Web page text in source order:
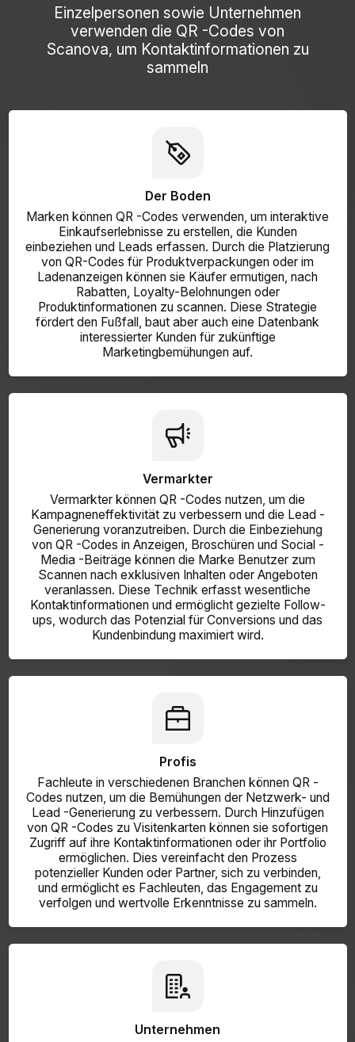
Einzelpersonen sowie Unternehmen
verwenden die QR -Codes von
Scanova, um Kontaktinformationen zu
sammeln
Der Boden
Marken können QR -Codes verwenden, um interaktive
Einkaufserlebnisse zu erstellen, die Kunden
einbeziehen und Leads erfassen. Durch die Platzierung
von QR-Codes für Produktverpackungen oder im
Ladenanzeigen können sie Käufer ermutigen, nach
Rabatten, Loyalty-Belohnungen oder
Produktinformationen zu scannen. Diese Strategie
fördert den Fußfall, baut aber auch eine Datenbank
interessierter Kunden für zukünftige
Marketingbemühungen auf.
Vermarkter
Vermarkter können QR -Codes nutzen, um die
Kampagneneffektivität zu verbessern und die Lead -
Generierung voranzutreiben. Durch die Einbeziehung
von QR -Codes in Anzeigen, Broschüren und Social -
Media -Beiträge können die Marke Benutzer zum
Scannen nach exklusiven Inhalten oder Angeboten
veranlassen. Diese Technik erfasst wesentliche
Kontaktinformationen und ermöglicht gezielte Follow-
ups, wodurch das Potenzial für Conversions und das
Kundenbindung maximiert wird.
Profis
Fachleute in verschiedenen Branchen können QR -
Codes nutzen, um die Bemühungen der Netzwerk- und
Lead -Generierung zu verbessern. Durch Hinzufügen
von QR -Codes zu Visitenkarten können sie sofortigen
Zugriff auf ihre Kontaktinformationen oder ihr Portfolio
ermöglichen. Dies vereinfacht den Prozess
potenzieller Kunden oder Partner, sich zu verbinden,
und ermöglicht es Fachleuten, das Engagement zu
verfolgen und wertvolle Erkenntnisse zu sammeln.
Unternehmen